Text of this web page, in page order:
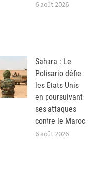
6 août 2026
Sahara : Le
Polisario défie
les Etats Unis
en poursuivant
ses attaques
contre le Maroc
6 août 2026